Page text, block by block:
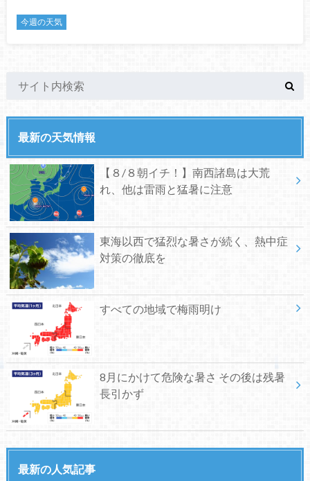
今週の天気
最新の天気情報
【８/８朝イチ！】南西諸島は大荒
れ、他は雷雨と猛暑に注意
東海以西で猛烈な暑さが続く、熱中症
対策の徹底を
すべての地域で梅雨明け
8月にかけて危険な暑さ その後は残暑
長引かず
最新の人気記事